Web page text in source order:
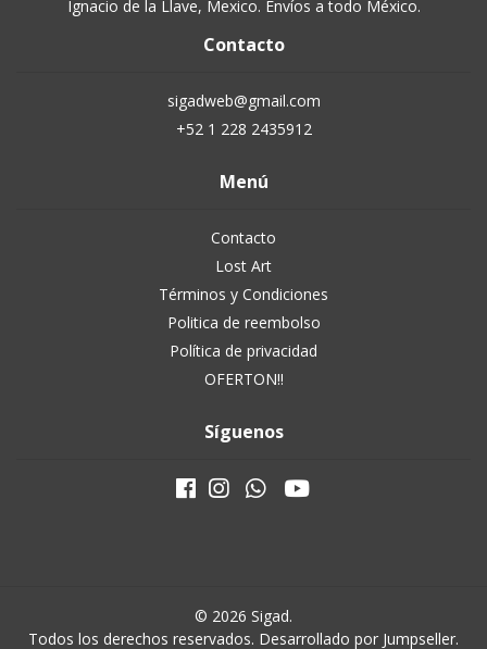
Ignacio de la Llave, Mexico. Envíos a todo México.
Contacto
sigadweb@gmail.com
+52 1 228 2435912
Menú
Contacto
Lost Art
Términos y Condiciones
Politica de reembolso
Política de privacidad
OFERTON!!
Síguenos
© 2026 Sigad.
Todos los derechos reservados. Desarrollado por Jumpseller.